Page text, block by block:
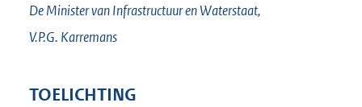
De Minister van Infrastructuur en Waterstaat,
V.P.G. Karremans
TOELICHTING